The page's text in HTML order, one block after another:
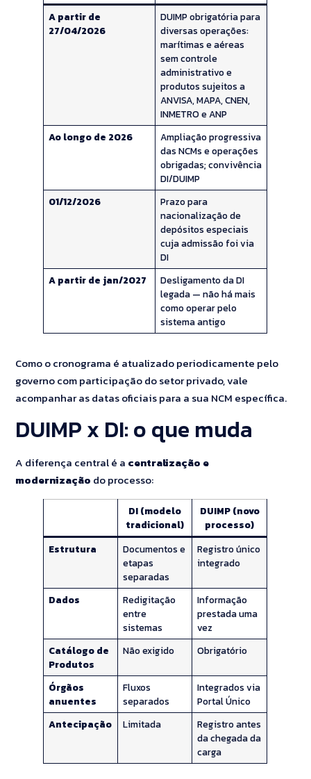
A partir de
27/04/2026
DUIMP obrigatória para
diversas operações:
marítimas e aéreas
sem controle
administrativo e
produtos sujeitos a
ANVISA, MAPA, CNEN,
INMETRO e ANP
Ao longo de 2026
Ampliação progressiva
das NCMs e operações
obrigadas; convivência
DI/DUIMP
01/12/2026
Prazo para
nacionalização de
depósitos especiais
cuja admissão foi via
DI
A partir de jan/2027
Desligamento da DI
legada — não há mais
como operar pelo
sistema antigo
Como o cronograma é atualizado periodicamente pelo
governo com participação do setor privado, vale
acompanhar as datas oficiais para a sua NCM específica.
DUIMP x DI: o que muda
A diferença central é a centralização e
modernização do processo:
DI (modelo
tradicional)
DUIMP (novo
processo)
Estrutura
Documentos e
etapas
separadas
Registro único
integrado
Dados
Redigitação
entre
sistemas
Informação
prestada uma
vez
Catálogo de
Produtos
Não exigido Obrigatório
Órgãos
anuentes
Fluxos
separados
Integrados via
Portal Único
Antecipação
Limitada
Registro antes
da chegada da
carga